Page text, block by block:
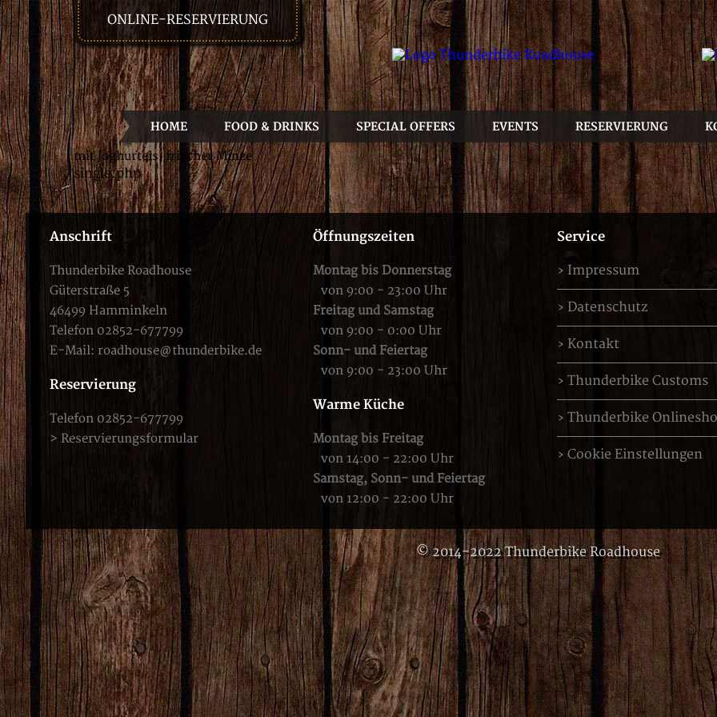
ONLINE-RESERVIERUNG
HOME FOOD & DRINKS SPECIAL OFFERS EVENTS RESERVIERUNG
mit Joghurteis, frischer Minze
single.php
Anschrift
Thunderbike Roadhouse
Güterstraße 5
46499 Hamminkeln
Telefon 02852-677799
E-Mail: roadhouse@thunderbike.de
Reservierung
Telefon 02852-677799
> Reservierungsformular
Öffnungszeiten
Montag bis Donnerstag
von 9:00 - 23:00 Uhr
Freitag und Samstag
von 9:00 - 0:00 Uhr
Sonn- und Feiertag
von 9:00 - 23:00 Uhr
Warme Küche
Montag bis Freitag
von 14:00 - 22:00 Uhr
Samstag, Sonn- und Feiertag
von 12:00 - 22:00 Uhr
Service
Impressum
Datenschutz
Kontakt
Thunderbike Customs
Thunderbike
Cookie Einstellungen
© 2014-2022 Thunderbike Roadhouse